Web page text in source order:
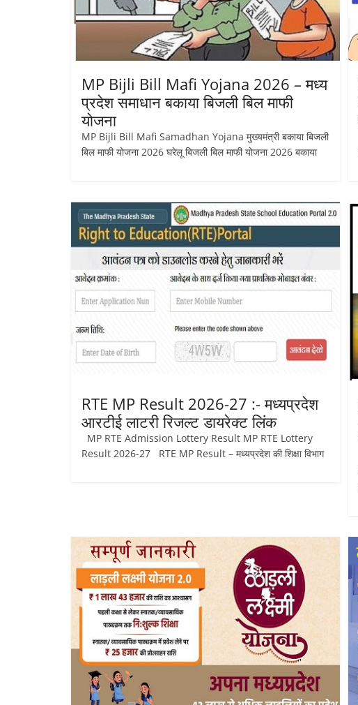
MP Bijli Bill Mafi Yojana 2026 – मध्य
प्रदेश समाधान बकाया बिजली बिल माफी
योजना
MP Bijli Bill Mafi Samadhan Yojana मुख्यमंत्री बकाया बिजली
बिल माफी योजना 2026 घरेलू बिजली बिल माफी योजना 2026 बकाया
RTE MP Result 2026-27 :- मध्‍यप्रदेश
आरटीई लाटरी रिजल्ट डायरेक्ट लिंक
MP RTE Admission Lottery Result MP RTE Lottery
Result 2026-27 RTE MP Result – मध्‍यप्रदेश की शिक्षा विभाग